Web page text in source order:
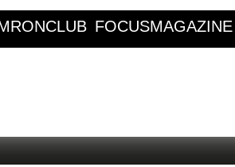
FOCUSMAGAZINE